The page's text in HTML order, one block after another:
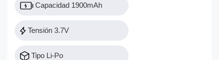
Capacidad 1900mAh
Tensión 3.7V
Tipo Li-Po